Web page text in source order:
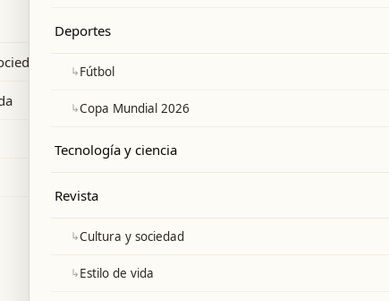
África y mentir a las autoridades en
Deportes
↳Fútbol
↳Copa Mundial 2026
Tecnología y ciencia
Revista
↳Cultura y sociedad
↳Estilo de vida